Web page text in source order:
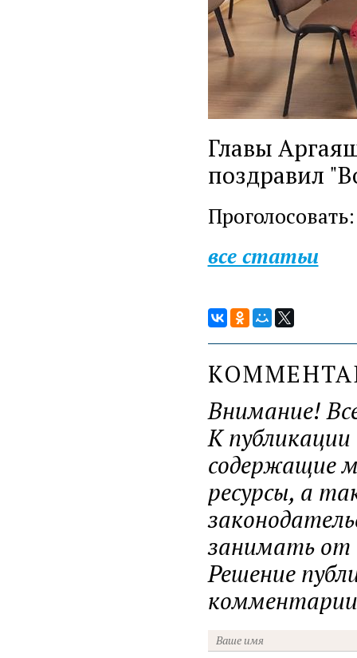
Главы
поздравил
Проголосовать:
все статьи
Внимание!
К
содержащие
ресурсы, а
занимать от
Решение